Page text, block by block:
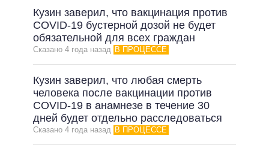
Кузин заверил, что вакцинация против
COVID-19 бустерной дозой не будет
обязательной для всех граждан
Сказано 4 года назад В ПРОЦЕССЕ
Кузин заверил, что любая смерть
человека после вакцинации против
COVID-19 в анамнезе в течение 30
дней будет отдельно расследоваться
Сказано 4 года назад В ПРОЦЕССЕ